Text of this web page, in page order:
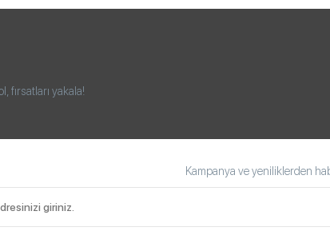
fırsatları yakala!
Kampanya ve yeniliklerden